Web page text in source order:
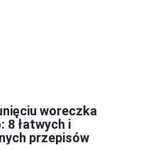
woreczka
8 łatwych i
przepisów